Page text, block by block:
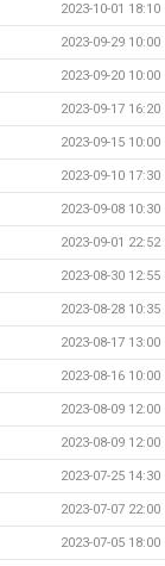
2023-10-01 18:10
2023-09-29 10:00
2023-09-20 10:00
2023-09-17 16:20
2023-09-15 10:00
2023-09-10 17:30
2023-09-08 10:30
2023-09-01 22:52
2023-08-30 12:55
2023-08-28 10:35
2023-08-17 13:00
2023-08-16 10:00
2023-08-09 12:00
2023-08-09 12:00
2023-07-25 14:30
2023-07-07 22:00
2023-07-05 18:00